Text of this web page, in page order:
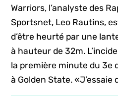
Warriors, l’analyste des
Sportsnet, Leo Rautins,
d’être heurté par une
à hauteur de 32m.
la première minute du 3e
à Golden State. «J’essaie